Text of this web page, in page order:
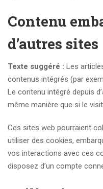
Contenu
d’autres sites
Texte suggéré : Les
contenus intégrés (par
Le contenu intégré depuis
même manière que si le
Ces sites web pourraient
utiliser des cookies,
vos interactions avec ces
disposez d’un compte